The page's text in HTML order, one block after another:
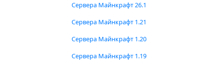
Сервера Майнкрафт 26.1
Сервера Майнкрафт 1.21
Сервера Майнкрафт 1.20
Сервера Майнкрафт 1.19